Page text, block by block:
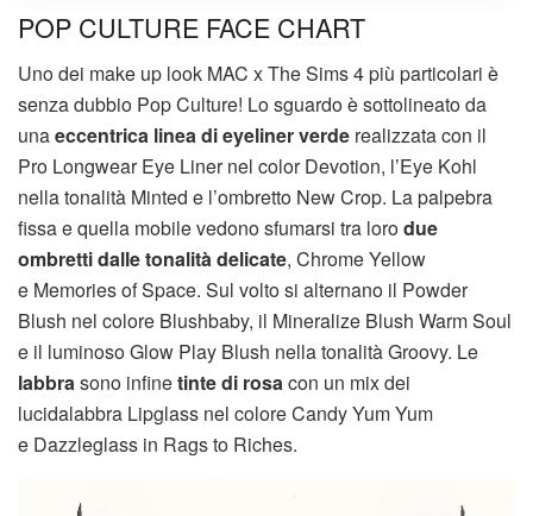
POP CULTURE FACE CHART
Uno dei make up look MAC x The Sims 4 più particolari è
senza dubbio Pop Culture! Lo sguardo è sottolineato da
unaeccentrica linea di eyeliner verde realizzata con il
Pro Longwear Eye Liner nel color Devotion, l’Eye Kohl
nella tonalità Minted e l’ombretto New Crop. La palpebra
fissa e quella mobile vedono sfumarsi tra lorodue
ombretti dalle tonalità delicate, Chrome Yellow
e Memories of Space. Sul volto si alternano il Powder
Blush nel colore Blushbaby, il Mineralize Blush Warm Soul
e il luminoso Glow Play Blush nella tonalità Groovy. Le
labbra sono infinetinte di rosa con un mix dei
lucidalabbra Lipglass nel colore Candy Yum Yum
e Dazzleglass in Rags to Riches.